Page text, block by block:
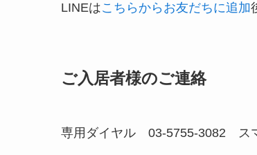
LINEはこちらからお友だちに追加
ご入居者様のご連絡
専用ダイヤル 03-5755-3082 ス